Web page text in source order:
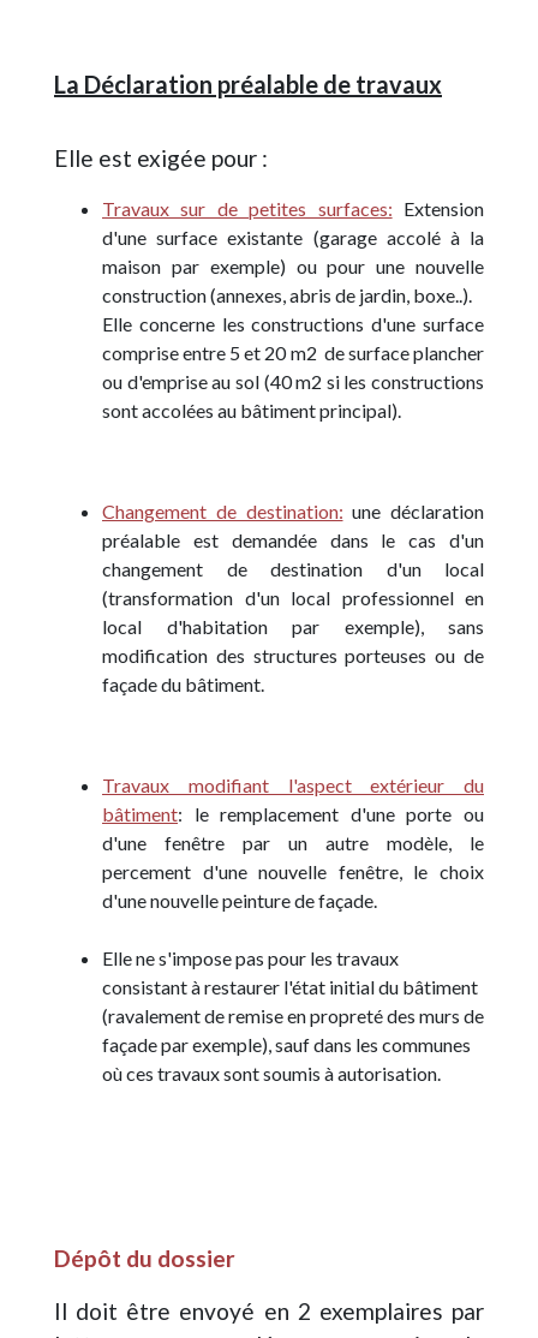
La Déclaration préalable de travaux
Elle est exigée pour :
Travaux sur de petites surfaces: Extension
d'une surface existante (garage accolé à la
maison par exemple) ou pour une nouvelle
construction (annexes, abris de jardin, boxe..).
Elle concerne les constructions d'une surface
comprise entre 5 et 20 m2 de surface plancher
ou d'emprise au sol (40 m2 si les constructions
sont accolées au bâtiment principal).
Changement de destination: une déclaration
préalable est demandée dans le cas d'un
changement de destination d'un local
(transformation d'un local professionnel en
local d'habitation par exemple), sans
modification des structures porteuses ou de
façade du bâtiment.
Travaux modifiant l'aspect extérieur du
bâtiment: le remplacement d'une porte ou
d'une fenêtre par un autre modèle, le
percement d'une nouvelle fenêtre, le choix
d'une nouvelle peinture de façade.
Elle ne s'impose pas pour les travaux
consistant à restaurer l'état initial du bâtiment
(ravalement de remise en propreté des murs de
façade par exemple), sauf dans les communes
où ces travaux sont soumis à autorisation.
Dépôt du dossier
Il doit être envoyé en 2 exemplaires par